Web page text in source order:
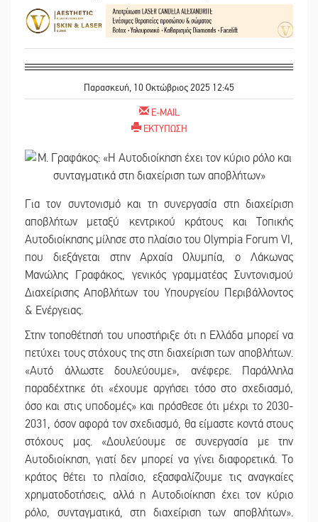
Παρασκευή, 10 Οκτώβριος 2025 12:45
E-MAIL
ΕΚΤΥΠΩΣΗ
Για τον συντονισμό και τη συνεργασία στη διαχείριση
αποβλήτων μεταξύ κεντρικού κράτους και Τοπικής
Αυτοδιοίκησης μίλησε στο πλαίσιο του Olympia Forum VI,
που διεξάγεται στην Αρχαία Ολυμπία, ο Λάκωνας
Μανώλης Γραφάκος, γενικός γραμματέας Συντονισμού
Διαχείρισης Αποβλήτων του Υπουργείου Περιβάλλοντος
& Ενέργειας.
Στην τοποθέτησή του υποστήριξε ότι η Ελλάδα μπορεί να
πετύχει τους στόχους της στη διαχείριση των αποβλήτων.
«Αυτό άλλωστε δουλεύουμε», ανέφερε. Παράλληλα
παραδέχτηκε ότι «έχουμε αργήσει τόσο στο σχεδιασμό,
όσο και στις υποδομές» και πρόσθεσε ότι μέχρι το 2030-
2031, όσον αφορά τον σχεδιασμό, θα είμαστε κοντά στους
στόχους μας. «Δουλεύουμε σε συνεργασία με την
Αυτοδιοίκηση, γιατί δεν μπορεί να γίνει διαφορετικά. Το
κράτος θέτει το πλαίσιο, εξασφαλίζουμε τις αναγκαίες
χρηματοδοτήσεις, αλλά η Αυτοδιοίκηση έχει τον κύριο
ρόλο, συνταγματικά, στη διαχείριση των αποβλήτων».